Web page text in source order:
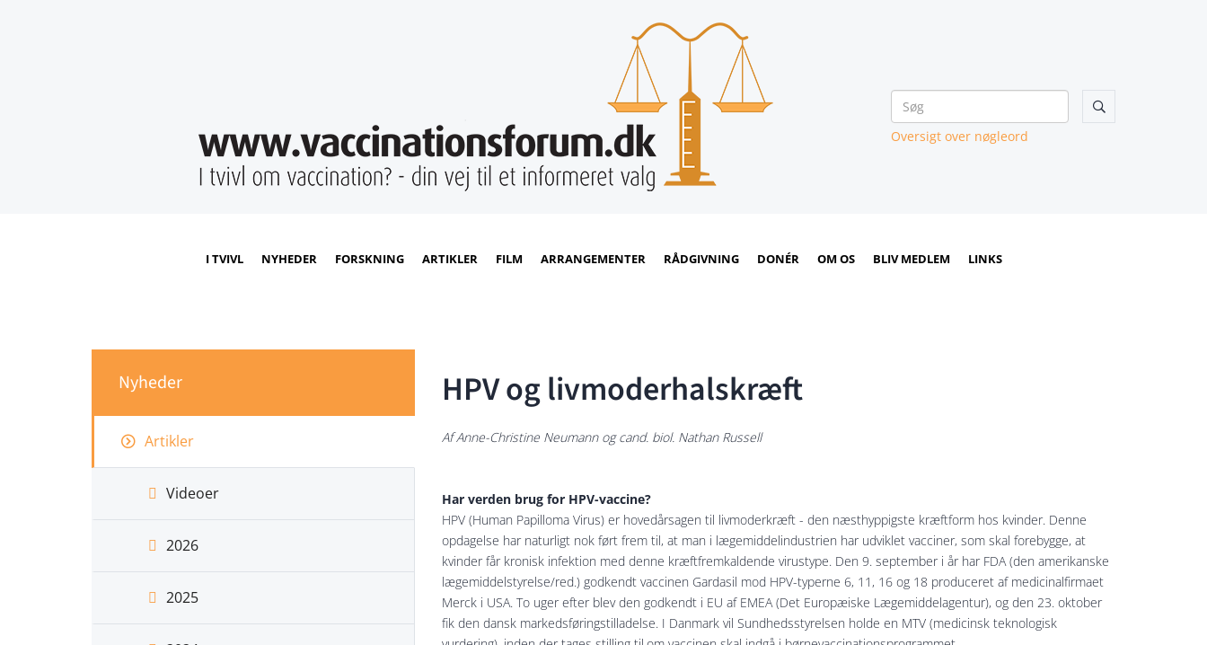

Oversigt over nøgleord
I TVIVL NYHEDER FORSKNING ARTIKLER FILM ARRANGEMENTER RÅDGIVNING DONÉR OM OS BLIV MEDLEM LINKS
Nyheder
Artikler
Videoer
2026
2025
HPV og livmoderhalskræft
Af Anne-Christine Neumann og cand. biol. Nathan Russell
Har verden brug for HPV-vaccine?
HPV (Human Papilloma Virus) er hovedårsagen til livmoderkræft - den næsthyppigste kræftform hos kvinder. Denne
opdagelse har naturligt nok ført frem til, at man i lægemiddelindustrien har udviklet vacciner, som skal forebygge, at
kvinder får kronisk infektion med denne kræftfremkaldende virustype. Den 9. september i år har FDA (den amerikanske
lægemiddelstyrelse/red.) godkendt vaccinen Gardasil mod HPV-typerne 6, 11, 16 og 18 produceret af medicinalfirmaet
Merck i USA. To uger efter blev den godkendt i EU af EMEA (Det Europæiske Lægemiddelagentur), og den 23. oktober
fik den dansk markedsføringstilladelse. I Danmark vil Sundhedsstyrelsen holde en MTV (medicinsk teknologisk